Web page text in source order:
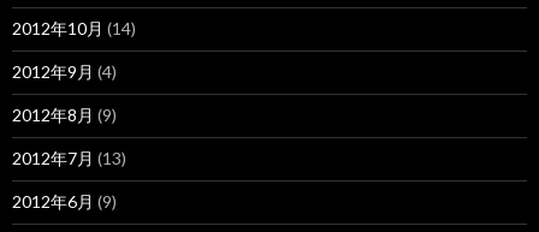
2012年10月 (14)
2012年9月 (4)
2012年8月 (9)
2012年7月 (13)
2012年6月 (9)